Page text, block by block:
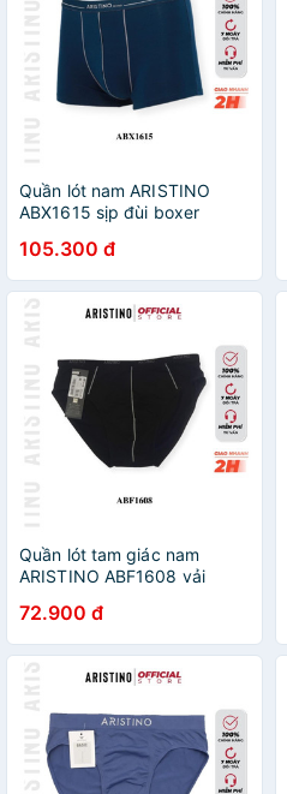
Quần lót nam ARISTINO
ABX1615 sịp đùi boxer
liền mềm mịn kháng khuẩn
thoáng khí co giãn tốt
105.300 đ
Quần lót tam giác nam
ARISTINO ABF1608 vải
size người mập béo thoáng
mát khử khuẩn khử mùi tốt
72.900 đ